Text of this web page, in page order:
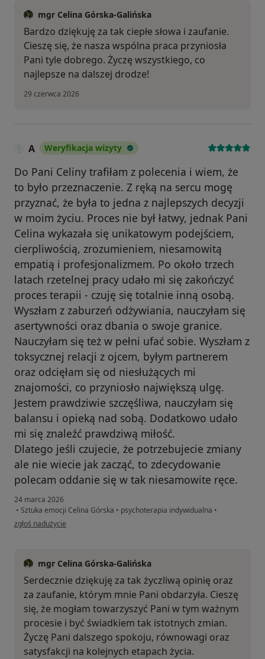
mgr Celina Górska-Galińska
Bardzo dziękuję za tak ciepłe słowa i zaufanie.
Cieszę się, że nasza wspólna praca przyniosła
Pani tyle dobrego. Życzę wszystkiego, co
najlepsze na dalszej drodze!
29 czerwca 2026
A Weryfikacja wizyty
Do Pani Celiny trafiłam z polecenia i wiem, że
to było przeznaczenie. Z ręką na sercu mogę
przyznać, że była to jedna z najlepszych decyzji
w moim życiu. Proces nie był łatwy, jednak Pani
Celina wykazała się unikatowym podejściem,
cierpliwością, zrozumieniem, niesamowitą
empatią i profesjonalizmem. Po około trzech
latach rzetelnej pracy udało mi się zakończyć
proces terapii - czuję się totalnie inną osobą.
Wyszłam z zaburzeń odżywiania, nauczyłam się
asertywności oraz dbania o swoje granice.
Nauczyłam się też w pełni ufać sobie. Wyszłam z
toksycznej relacji z ojcem, byłym partnerem
oraz odcięłam się od niesłużących mi
znajomości, co przyniosło największą ulgę.
Jestem prawdziwie szczęśliwa, nauczyłam się
balansu i opieką nad sobą. Dodatkowo udało
mi się znaleźć prawdziwą miłość.
Dlatego jeśli czujecie, że potrzebujecie zmiany
ale nie wiecie jak zacząć, to zdecydowanie
polecam oddanie się w tak niesamowite ręce.
24 marca 2026
• Sztuka emocji Celina Górska • psychoterapia indywidualna •
w opinii użytkownika A
zgłoś nadużycie
mgr Celina Górska-Galińska
Serdecznie dziękuję za tak życzliwą opinię oraz
za zaufanie, którym mnie Pani obdarzyła. Cieszę
się, że mogłam towarzyszyć Pani w tym ważnym
procesie i być świadkiem tak istotnych zmian.
Życzę Pani dalszego spokoju, równowagi oraz
satysfakcji na kolejnych etapach życia.